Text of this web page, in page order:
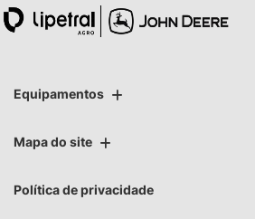
Equipamentos
Mapa do site
Política de privacidade